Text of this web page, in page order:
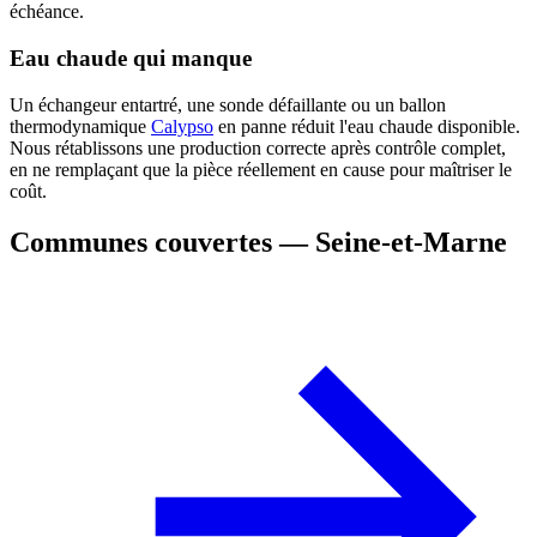
échéance.
Eau chaude qui manque
Un échangeur entartré, une sonde défaillante ou un ballon
thermodynamique Calypso en panne réduit l'eau chaude disponible.
Nous rétablissons une production correcte après contrôle complet,
en ne remplaçant que la pièce réellement en cause pour maîtriser le
coût.
Communes couvertes — Seine-et-Marne